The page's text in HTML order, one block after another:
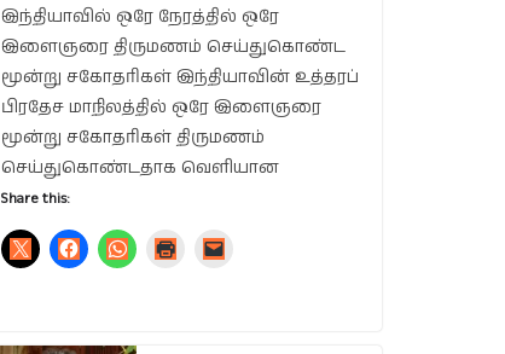
இந்தியாவில் ஒரே நேரத்தில் ஒரே
இளைஞரை திருமணம் செய்துகொண்ட
மூன்று சகோதரிகள் இந்தியாவின் உத்தரப்
பிரதேச மாநிலத்தில் ஒரே இளைஞரை
மூன்று சகோதரிகள் திருமணம்
செய்துகொண்டதாக வெளியான
Share this: